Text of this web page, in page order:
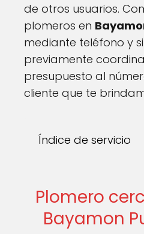
de otros usuarios.
plomeros en
mediante teléfono y
previamente
presupuesto al
cliente que te
Índice de servicio
Plomero
Bayamon